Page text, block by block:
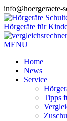
info@hoergeraete-
MENU
Home
News
Service
Tipps